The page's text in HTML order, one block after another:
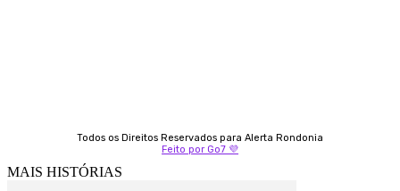
Todos os Direitos Reservados para Alerta Rondonia
Feito por Go7 💜
MAIS HISTÓRIAS